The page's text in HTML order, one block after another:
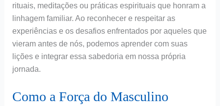
rituais, meditações ou práticas espirituais que honram a
linhagem familiar. Ao reconhecer e respeitar as
experiências e os desafios enfrentados por aqueles que
vieram antes de nós, podemos aprender com suas
lições e integrar essa sabedoria em nossa própria
jornada.
Como a Força do Masculino